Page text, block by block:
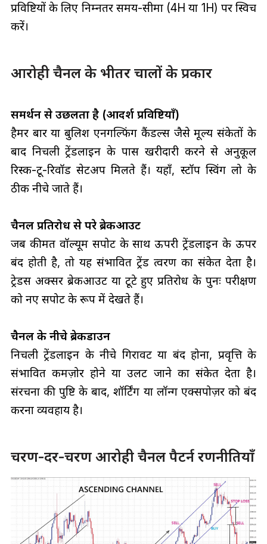
प्रविष्टियों के लिए निम्नतर समय-सीमा (4H या 1H) पर स्विच
करें।
आरोही चैनल के भीतर चालों के प्रकार
समर्थन से उछलता है (आदर्श प्रविष्टियाँ)
हैमर बार या बुलिश एनगल्फिंग कैंडल्स जैसे मूल्य संकेतों के
बाद निचली ट्रेंडलाइन के पास खरीदारी करने से अनुकूल
रिस्क-टू-रिवॉर्ड सेटअप मिलते हैं। यहाँ, स्टॉप स्विंग लो के
ठीक नीचे जाते हैं।
चैनल प्रतिरोध से परे ब्रेकआउट
जब कीमत वॉल्यूम सपोर्ट के साथ ऊपरी ट्रेंडलाइन के ऊपर
बंद होती है, तो यह संभावित ट्रेंड त्वरण का संकेत देता है।
ट्रेडर्स अक्सर ब्रेकआउट या टूटे हुए प्रतिरोध के पुनः परीक्षण
को नए सपोर्ट के रूप में देखते हैं।
चैनल के नीचे ब्रेकडाउन
निचली ट्रेंडलाइन के नीचे गिरावट या बंद होना, प्रवृत्ति के
संभावित कमज़ोर होने या उलट जाने का संकेत देता है।
संरचना की पुष्टि के बाद, शॉर्टिंग या लॉन्ग एक्सपोज़र को बंद
करना व्यवहार्य है।
चरण-दर-चरण आरोही चैनल पैटर्न रणनीतियाँ